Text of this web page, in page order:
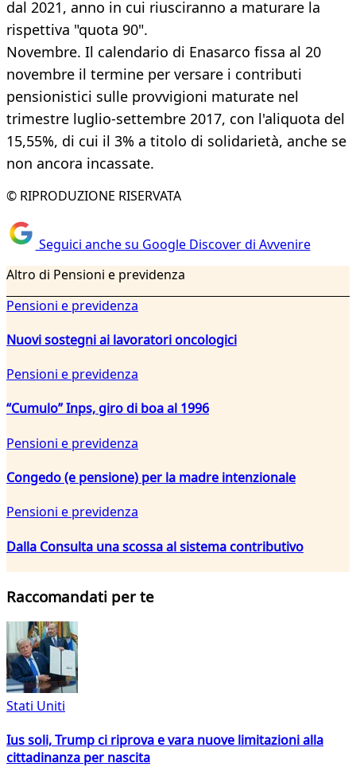
dal 2021, anno in cui riusciranno a maturare la
rispettiva "quota 90".
Novembre. Il calendario di Enasarco fissa al 20
novembre il termine per versare i contributi
pensionistici sulle provvigioni maturate nel
trimestre luglio-settembre 2017, con l'aliquota del
15,55%, di cui il 3% a titolo di solidarietà, anche se
non ancora incassate.
© RIPRODUZIONE RISERVATA
Seguici anche su Google Discover di Avvenire
Altro di Pensioni e previdenza
Pensioni e previdenza
Nuovi sostegni ai lavoratori oncologici
Pensioni e previdenza
“Cumulo” Inps, giro di boa al 1996
Pensioni e previdenza
Congedo (e pensione) per la madre intenzionale
Pensioni e previdenza
Dalla Consulta una scossa al sistema contributivo
Raccomandati per te
Stati Uniti
Ius soli, Trump ci riprova e vara nuove limitazioni alla
cittadinanza per nascita